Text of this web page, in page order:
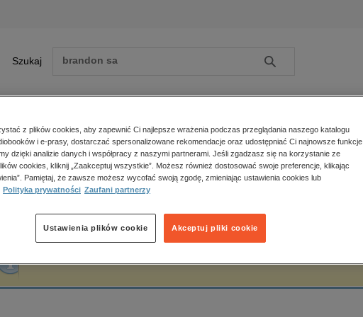
Szukaj Szukaj
Zobacz wszystkie E-prasa
polityka, społeczno-informacyjne
psychologiczne
popularno-naukowe
historia
główna Piotr Kucharski
Kucharski
z plików cookies, aby zapewnić Ci najlepsze wrażenia podczas przeglądania naszego katalogu
i e-prasy, dostarczać spersonalizowane rekomendacje oraz udostępniać Ci najnowsze funkcje,
dzięki analizie danych i współpracy z naszymi partnerami. Jeśli zgadzasz się na korzystanie ze
cookies, kliknij „Zaakceptuj wszystkie”. Możesz również dostosować swoje preferencje, klikając
Pamiętaj, że zawsze możesz wycofać swoją zgodę, zmieniając ustawienia cookies lub
Polityka prywatności Zaufani partnerzy
Akceptuj pliki cookie
Ustawienia plików cookie